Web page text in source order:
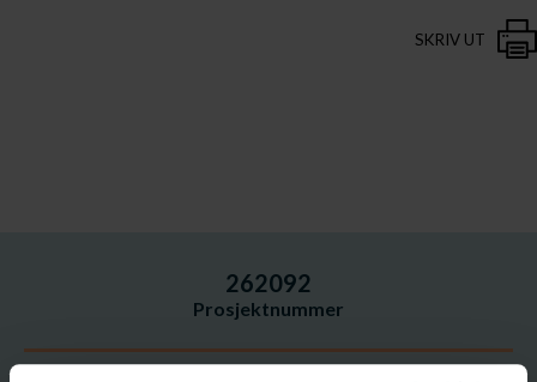
SKRIV UT
262092
Prosjektnummer